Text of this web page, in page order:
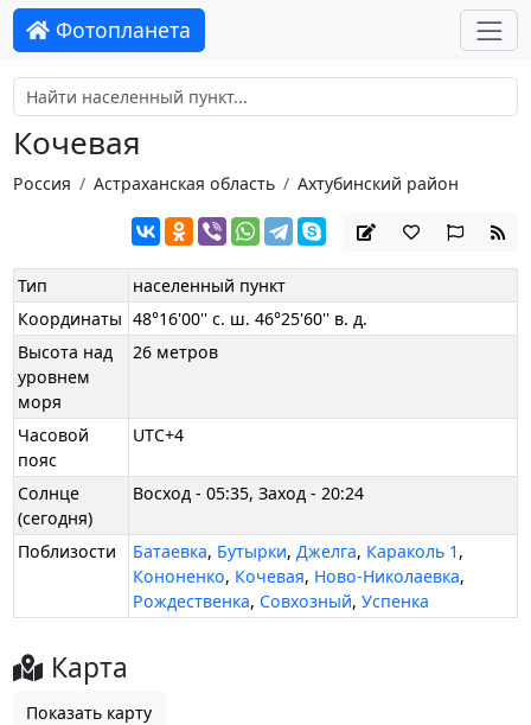
Фотопланета
Кочевая
Россия Астраханская область Ахтубинский район
Тип
населенный пункт
Координаты 48°16'00'' с. ш. 46°25'60'' в. д.
Высота над
уровнем
моря
26 метров
Часовой
пояс
UTC+4
Солнце
(сегодня)
Восход - 05:35, Заход - 20:24
Поблизости Батаевка, Бутырки,Джелга, Караколь 1 ,
Кононенко, Кочевая, Ново-Николаевка,
Рождественка, Совхозный,Успенка
Карта
Показать карту